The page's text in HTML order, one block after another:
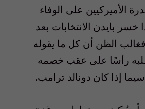
الأميركيين على الوفاء
خسر بايدن الانتخابات بعد
الظن أن كل ما يقوله
رأسًا على عقب خصمه
إذا كان دونالد ترامب.